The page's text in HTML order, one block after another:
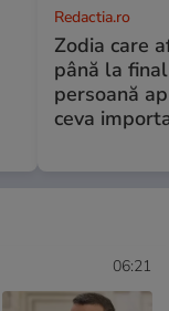
Redactia.ro
Zodia care
până la
persoană
ceva
06:21